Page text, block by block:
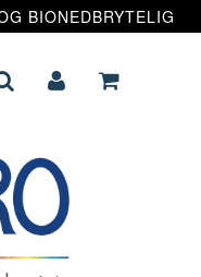
BIONEDBRYTELIG